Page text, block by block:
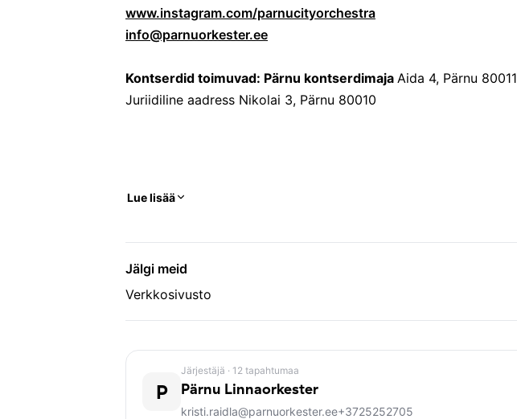
www.instagram.com/parnucityorchestra
info@parnuorkester.ee
Kontserdid toimuvad: Pärnu kontserdimaja Aida 4, Pärnu 80011
Juriidiline aadress Nikolai 3, Pärnu 80010
Lue lisää
Jälgi meid
Verkkosivusto
P
Järjestäjä · 12 tapahtumaa
Pärnu Linnaorkester
kristi.raidla@parnuorkester.ee+3725252705